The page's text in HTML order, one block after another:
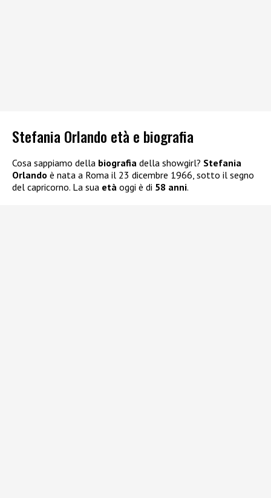
Stefania Orlando età e biografia
Cosa sappiamo della biografia della showgirl? Stefania
Orlando è nata a Roma il 23 dicembre 1966, sotto il segno
del capricorno. La sua età oggi è di 58 anni.